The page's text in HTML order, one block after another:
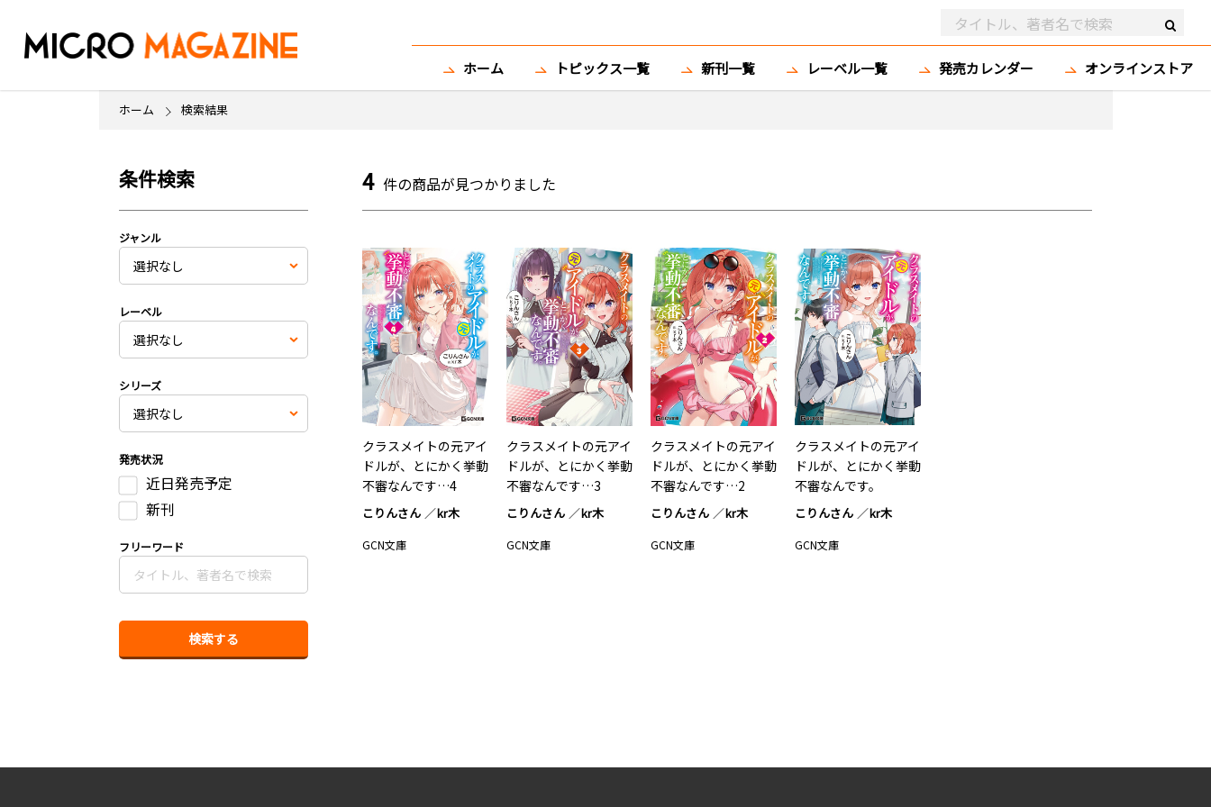
ホーム トピックス一覧 新刊一覧 レーベル一覧 発売カレンダー オンラインストア
ホーム 検索結果
条件検索
ジャンル
レーベル
シリーズ
発売状況
近日発売予定
新刊
フリーワード
4 件の商品が見つかりました
クラスメイトの元アイ
ドルが、とにかく挙動
不審なんです…4
こりんさん kr木
GCN文庫
クラスメイトの元アイ
ドルが、とにかく挙動
不審なんです…3
こりんさん kr木
GCN文庫
クラスメイトの元アイ
ドルが、とにかく挙動
不審なんです…2
こりんさん kr木
GCN文庫
クラスメイトの元アイ
ドルが、とにかく挙動
不審なんです。
こりんさん kr木
GCN文庫